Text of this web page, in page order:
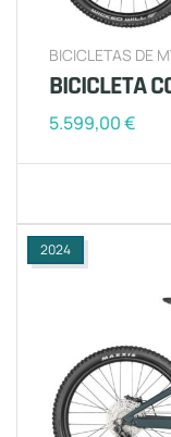
BICICLETAS DE
BICICLETA
5.599,00€
2024